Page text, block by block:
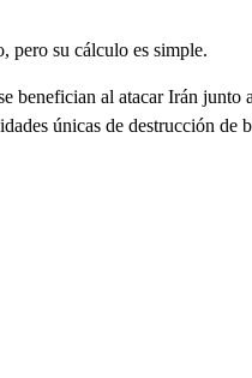
pero su cálculo es simple.
benefician al atacar Irán
únicas de destrucción de